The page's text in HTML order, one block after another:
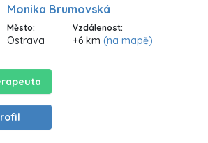
Monika Brumovská
Město:
Ostrava
Vzdálenost:
+6 km (na mapě)